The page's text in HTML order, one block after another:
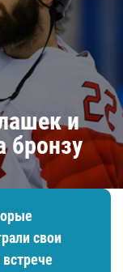
и
бронзу
свои